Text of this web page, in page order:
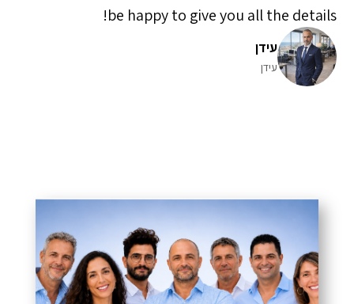
be happy to give you all the details!
עידן
עידן